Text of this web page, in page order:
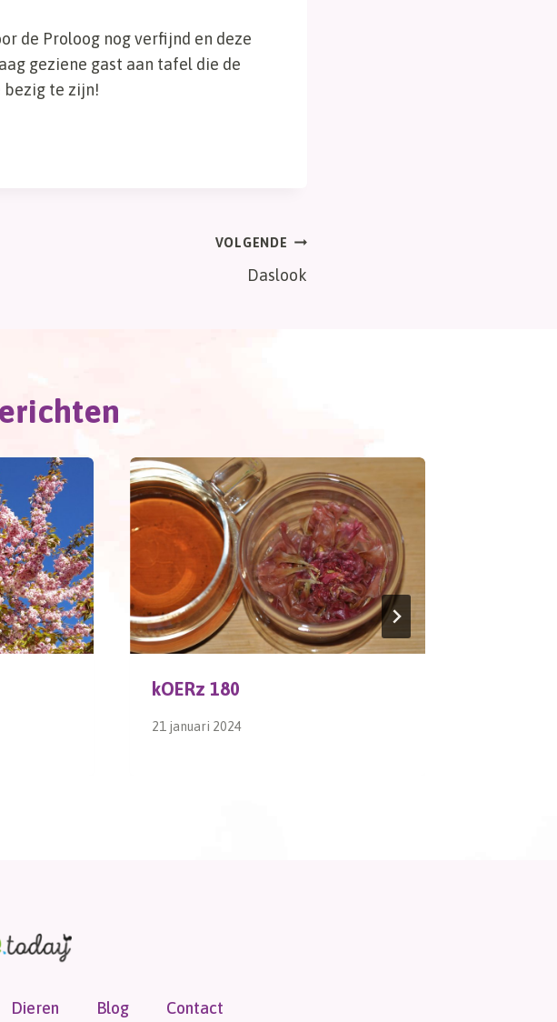
de Proloog nog verfijnd en deze
geziene gast aan tafel die de
bezig te zijn!
VOLGENDE
Daslook
kOERz 180
21 januari 2024
Dieren Blog Contact